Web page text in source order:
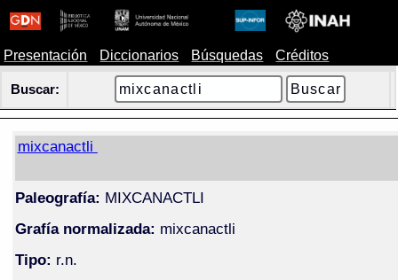
Presentación Diccionarios Búsquedas Créditos
Buscar:
mixcanactli
Paleografía: MIXCANACTLI
Grafía normalizada: mixcanactli
Tipo: r.n.